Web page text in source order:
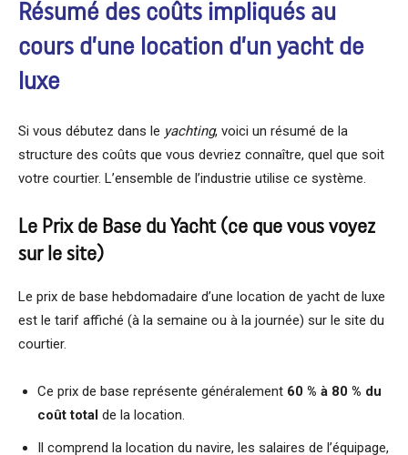
Résumé des coûts impliqués au
cours d’une location d’un yacht de
luxe
Si vous débutez dans le yachting, voici un résumé de la
structure des coûts que vous devriez connaître, quel que soit
votre courtier. L’ensemble de l’industrie utilise ce système.
Le Prix de Base du Yacht (ce que vous voyez
sur le site)
Le prix de base hebdomadaire d’une location de yacht de luxe
est le tarif affiché (à la semaine ou à la journée) sur le site du
courtier.
Ce prix de base représente généralement 60 % à 80 % du
coût total de la location.
Il comprend la location du navire, les salaires de l’équipage,